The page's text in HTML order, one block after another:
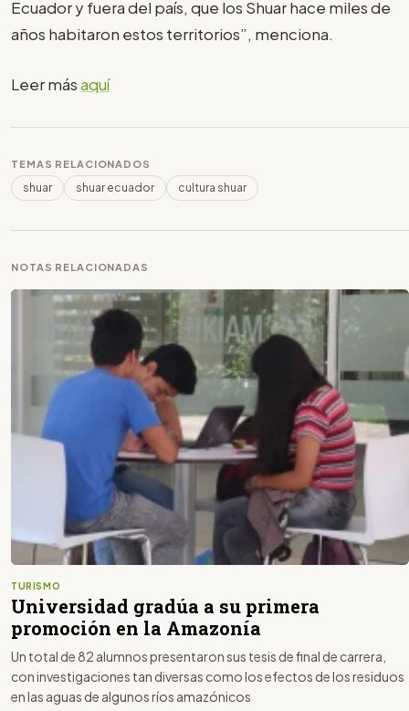
Ecuador y fuera del país, que los Shuar hace miles de
años habitaron estos territorios”, menciona.
Leer másaquí
TEMAS RELACIONADOS
shuar shuar ecuador cultura shuar
NOTAS RELACIONADAS
TURISMO
Universidad gradúa a su primera
promoción en la Amazonía
Un total de 82 alumnos presentaron sus tesis de final de carrera,
con investigaciones tan diversas como los efectos de los residuos
en las aguas de algunos ríos amazónicos